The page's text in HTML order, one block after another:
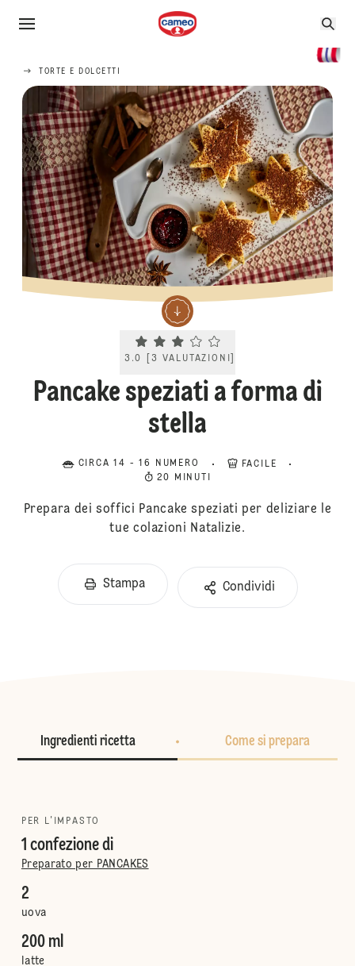
TORTE E DOLCETTI
Current rating 3.0. Click to rate.
3.0 3 VALUTAZIONI
Pancake speziati a forma di
stella
CIRCA 14 - 16 NUMERO
FACILE
20 MINUTI
Prepara dei soffici Pancake speziati per deliziare le
tue colazioni Natalizie.
Stampa Condividi
Ingredienti ricetta Come si prepara
PER L'IMPASTO
1 confezione di
Preparato per PANCAKES
2
uova
200 ml
latte